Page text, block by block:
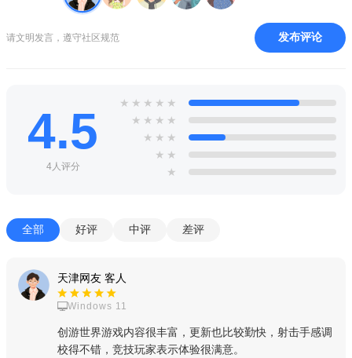
戏场景，也可上传自定义特效素材。
5、平台提供基础角色模型、场景地图、音效、背景音乐等免
色、格式转换。
请文明发言，遵守社区规范 发布评论
4.5
4人评分
★ ★ ★ ★ ★
★ ★ ★ ★
★ ★ ★
★ ★
★
全部 好评 中评 差评
天津网友 客人
Windows 11
创游世界游戏内容很丰富，更新也比较勤快，射击手感调
校得不错，竞技玩家表示体验很满意。